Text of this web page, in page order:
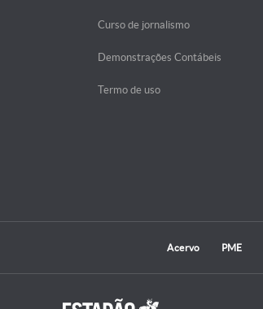
Curso de jornalismo
Demonstrações Contábeis
Termo de uso
Acervo PME